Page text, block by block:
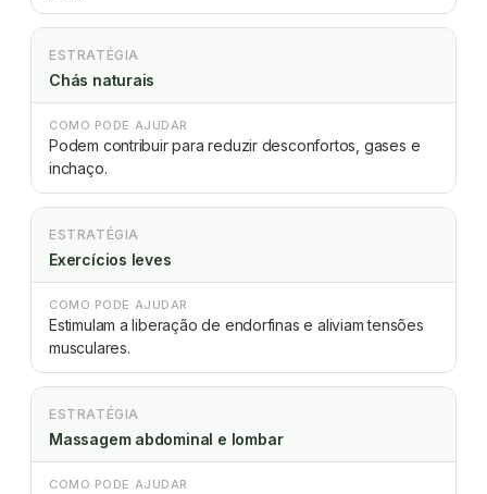
ESTRATÉGIA
Chás naturais
COMO PODE AJUDAR
Podem contribuir para reduzir desconfortos, gases e
inchaço.
ESTRATÉGIA
Exercícios leves
COMO PODE AJUDAR
Estimulam a liberação de endorfinas e aliviam tensões
musculares.
ESTRATÉGIA
Massagem abdominal e lombar
COMO PODE AJUDAR